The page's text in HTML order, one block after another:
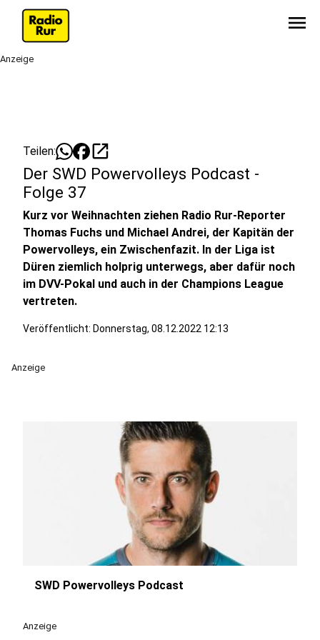
menu
Anzeige
Teilen: open_in_new
Der SWD Powervolleys Podcast -
Folge 37
Kurz vor Weihnachten ziehen Radio Rur-Reporter
Thomas Fuchs und Michael Andrei, der Kapitän der
Powervolleys, ein Zwischenfazit. In der Liga ist
Düren ziemlich holprig unterwegs, aber dafür noch
im DVV-Pokal und auch in der Champions League
vertreten.
Veröffentlicht: Donnerstag, 08.12.2022 12:13
Anzeige
SWD Powervolleys Podcast
Anzeige